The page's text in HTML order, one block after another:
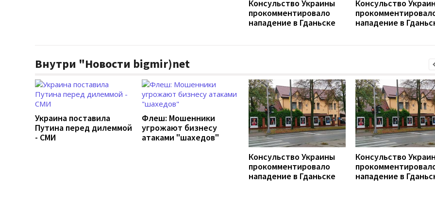
Консульство Украины
прокомментировало
нападение в Гданьске
Консульство
нападение в
Внутри "Новости bigmir)net
Украина поставила
Путина перед дилеммой
- СМИ
Флеш: Мошенники
угрожают бизнесу
атаками "шахедов"
Консульство Украины
прокомментировало
нападение в Гданьске
Консульство
нападение в